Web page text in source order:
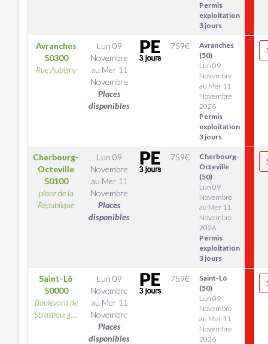
Permis
exploitation
3 jours
Avranches
50300
Rue Aubigny
Lun 09
Novembre
au Mer 11
Novembre
Places
disponibles
759€
Avranches
(50)
Lun 09
Novembre
au Mer 11
Novembre
2026
Permis
exploitation
3 jours
Cherbourg-
Octeville
50100
place de la
République
Lun 09
Novembre
au Mer 11
Novembre
Places
disponibles
759€
Cherbourg-
Octeville
(50)
Lun 09
Novembre
au Mer 11
Novembre
2026
Permis
exploitation
3 jours
Saint-Lô
50000
Boulevard de
Strasbourg,...
Lun 09
Novembre
au Mer 11
Novembre
Places
disponibles
759€
Saint-Lô
(50)
Lun 09
Novembre
au Mer 11
Novembre
2026